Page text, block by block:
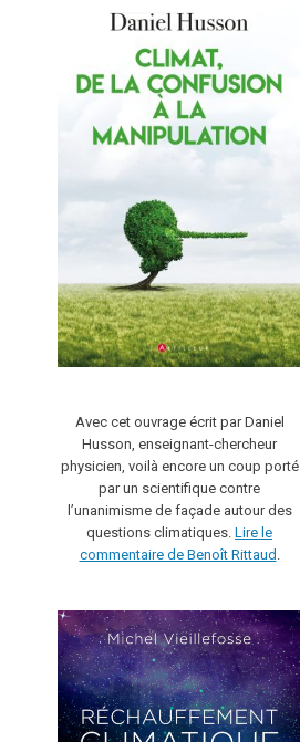
Avec cet ouvrage écrit par Daniel
Husson, enseignant-chercheur
physicien, voilà encore un coup porté
par un scientifique contre
l’unanimisme de façade autour des
questions climatiques. Lire le
commentaire de Benoît Rittaud